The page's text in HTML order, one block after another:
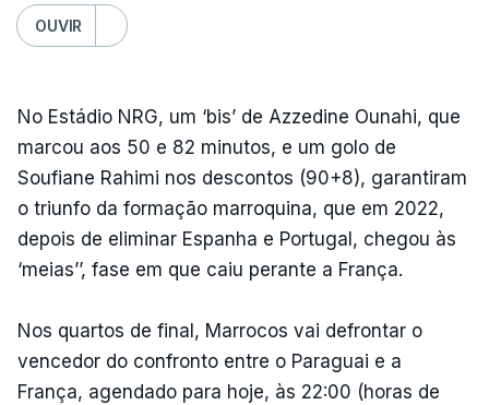
OUVIR
No Estádio NRG, um ‘bis’ de Azzedine Ounahi, que
marcou aos 50 e 82 minutos, e um golo de
Soufiane Rahimi nos descontos (90+8), garantiram
o triunfo da formação marroquina, que em 2022,
depois de eliminar Espanha e Portugal, chegou às
‘meias’’, fase em que caiu perante a França.
Nos quartos de final, Marrocos vai defrontar o
vencedor do confronto entre o Paraguai e a
França, agendado para hoje, às 22:00 (horas de